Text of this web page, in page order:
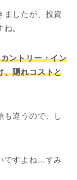
ましたが、投資
。
ントリー・イン
、隠れコストと
も違うので、し
ですよね…すみ